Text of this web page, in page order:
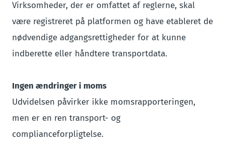
Virksomheder, der er omfattet af reglerne, skal
være registreret på platformen og have etableret de
nødvendige adgangsrettigheder for at kunne
indberette eller håndtere transportdata.
Ingen ændringer i moms
Udvidelsen påvirker ikke momsrapporteringen,
men er en ren transport- og
complianceforpligtelse.